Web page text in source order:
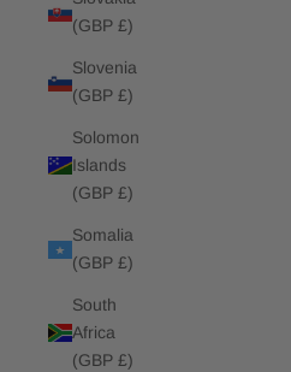
(GBP £)
Slovenia
(GBP £)
Solomon
Islands
(GBP £)
Somalia
(GBP £)
South
Africa
(GBP £)